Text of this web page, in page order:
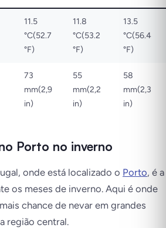
11.5
°C(52.7
°F)
11.8
°C(53.2
°F)
13.5
°C(56.4
°F)
73
mm(2,9
in)
55
mm(2,2
in)
58
mm(2,3
in)
Porto no inverno
onde está localizado o Porto, é a
os meses de inverno. Aqui é onde
chance de nevar em grandes
região central.